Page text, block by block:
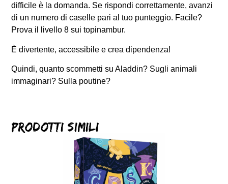
difficile è la domanda. Se rispondi correttamente, avanzi
di un numero di caselle pari al tuo punteggio. Facile?
Prova il livello 8 sui topinambur.
È divertente, accessibile e crea dipendenza!
Quindi, quanto scommetti su Aladdin? Sugli animali
immaginari? Sulla poutine?
Prodotti simili